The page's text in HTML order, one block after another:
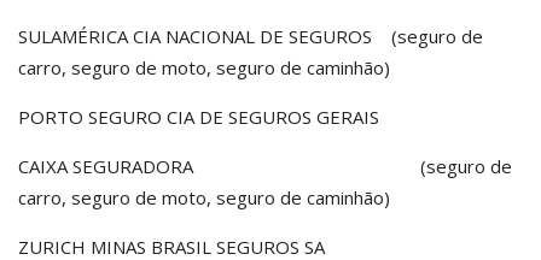
SULAMÉRICA CIA NACIONAL DE SEGUROS (seguro de
carro, seguro de moto, seguro de caminhão)
PORTO SEGURO CIA DE SEGUROS GERAIS
CAIXA SEGURADORA (seguro de
carro, seguro de moto, seguro de caminhão)
ZURICH MINAS BRASIL SEGUROS SA